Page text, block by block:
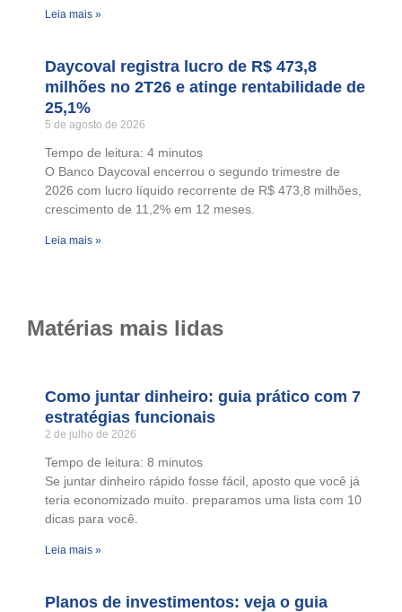
Leia mais »
Daycoval registra lucro de R$ 473,8
milhões no 2T26 e atinge rentabilidade de
25,1%
5 de agosto de 2026
Tempo de leitura: 4 minutos
O Banco Daycoval encerrou o segundo trimestre de
2026 com lucro líquido recorrente de R$ 473,8 milhões,
crescimento de 11,2% em 12 meses.
Leia mais »
Matérias mais lidas
Como juntar dinheiro: guia prático com 7
estratégias funcionais
2 de julho de 2026
Tempo de leitura: 8 minutos
Se juntar dinheiro rápido fosse fácil, aposto que você já
teria economizado muito. preparamos uma lista com 10
dicas para você.
Leia mais »
Planos de investimentos: veja o guia